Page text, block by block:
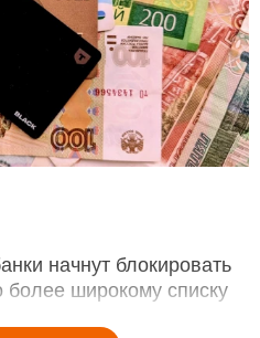
начнут блокировать
широкому списку